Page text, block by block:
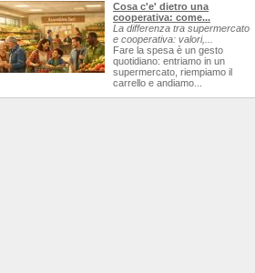
Cosa c'e' dietro una
cooperativa: come...
La differenza tra supermercato
e cooperativa: valori,...
Fare la spesa è un gesto
quotidiano: entriamo in un
supermercato, riempiamo il
carrello e andiamo...